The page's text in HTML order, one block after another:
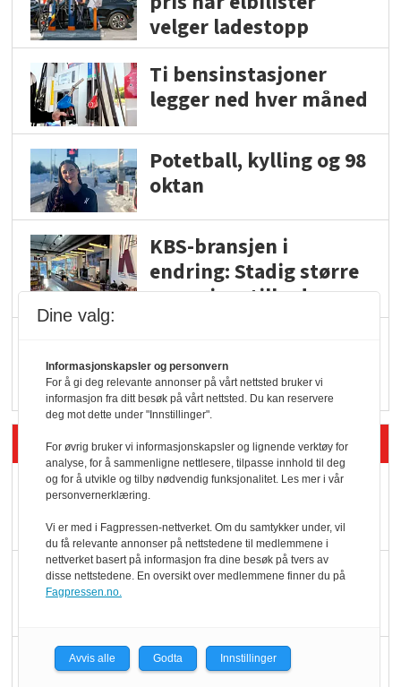
velger ladestopp
Ti bensinstasjoner
legger ned hver måned
Potetball, kylling og 98
oktan
KBS-bransjen i
endring: Stadig større
serveringstilbud
i dagligvare
Siste artikler - Butikk i praksis
Rema-flaggskip
dundrer videre
Slik opprettholdes
Færre varer, men fulle
Dine valg:
Informasjonskapsler og personvern
For å gi deg relevante annonser på vårt nettsted bruker vi
informasjon fra ditt besøk på vårt nettsted. Du kan reservere
deg mot dette under "Innstillinger".
For øvrig bruker vi informasjonskapsler og lignende verktøy for
analyse, for å sammenligne nettlesere, tilpasse innhold til deg
og for å utvikle og tilby nødvendig funksjonalitet. Les mer i vår
personvernerklæring.
Vi er med i Fagpressen-nettverket. Om du samtykker under, vil
du få relevante annonser på nettstedene til medlemmene i
nettverket basert på informasjon fra dine besøk på tvers av
disse nettstedene. En oversikt over medlemmene finner du på
Fagpressen.no.
Avvis alle Godta Innstillinger